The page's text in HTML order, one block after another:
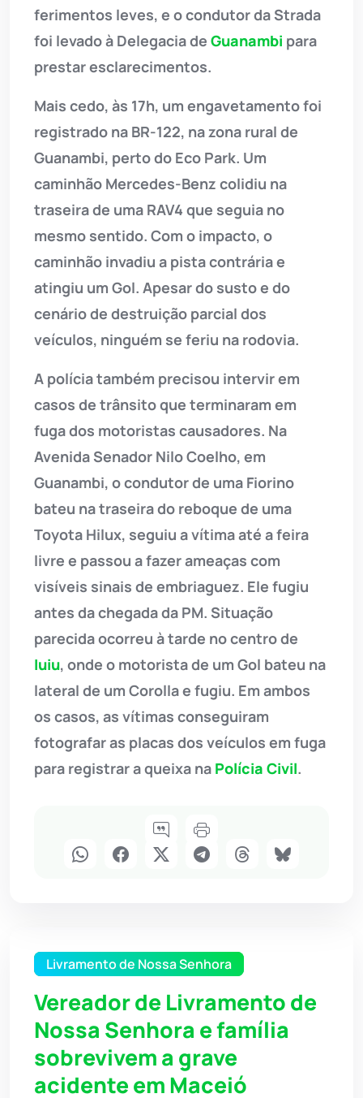
ferimentos leves, e o condutor da Strada
foi levado à Delegacia de Guanambi para
prestar esclarecimentos.
Mais cedo, às 17h, um engavetamento foi
registrado na BR-122, na zona rural de
Guanambi, perto do Eco Park. Um
caminhão Mercedes-Benz colidiu na
traseira de uma RAV4 que seguia no
mesmo sentido. Com o impacto, o
caminhão invadiu a pista contrária e
atingiu um Gol. Apesar do susto e do
cenário de destruição parcial dos
veículos, ninguém se feriu na rodovia.
A polícia também precisou intervir em
casos de trânsito que terminaram em
fuga dos motoristas causadores. Na
Avenida Senador Nilo Coelho, em
Guanambi, o condutor de uma Fiorino
bateu na traseira do reboque de uma
Toyota Hilux, seguiu a vítima até a feira
livre e passou a fazer ameaças com
visíveis sinais de embriaguez. Ele fugiu
antes da chegada da PM. Situação
parecida ocorreu à tarde no centro de
Iuiu, onde o motorista de um Gol bateu na
lateral de um Corolla e fugiu. Em ambos
os casos, as vítimas conseguiram
fotografar as placas dos veículos em fuga
para registrar a queixa na Polícia Civil.
Livramento de Nossa Senhora
Vereador de Livramento de
Nossa Senhora e família
sobrevivem a grave
acidente em Maceió